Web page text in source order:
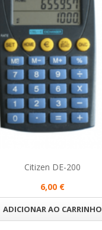
Citizen DE-200
6,00 €
ADICIONAR AO CARRINHO